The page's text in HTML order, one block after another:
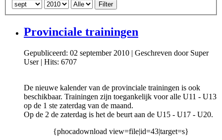
Filter
Provinciale trainingen
Gepubliceerd: 02 september 2010 | Geschreven door Super
User| Hits: 6707
De nieuwe kalender van de provinciale trainingen is ook
beschikbaar. Trainingen zijn toegankelijk voor alle U11 - U13
op de 1 ste zaterdag van de maand.
Op de 2 de zaterdag is het de beurt aan de U15 - U17 - U20.
{phocadownload view=file|id=43|target=s}